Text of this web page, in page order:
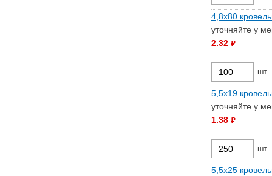
4,8х80
уточняйте у
2.32 руб.
шт.
5,5х19
уточняйте у
1.38 руб.
шт.
5,5х25